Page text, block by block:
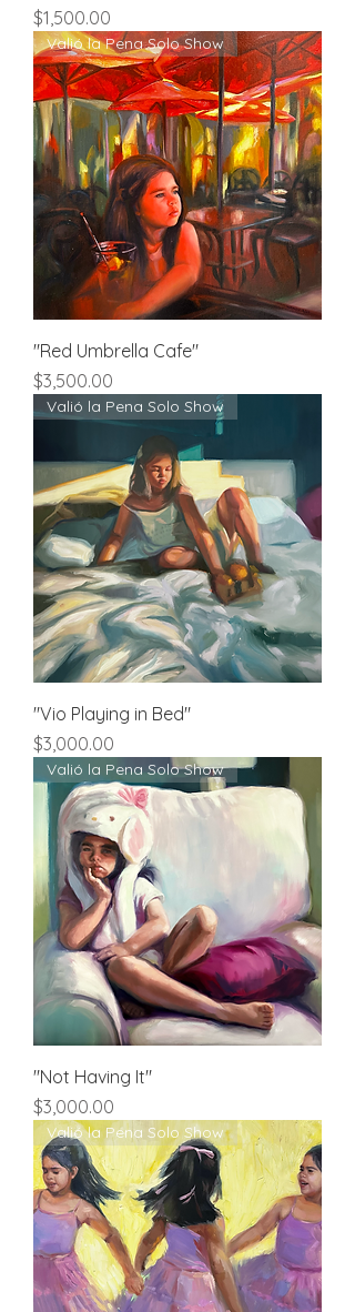
Price
$1,500.00
Valió la Pena Solo Show
"Red Umbrella Cafe"
Price
$3,500.00
Valió la Pena Solo Show
"Vio Playing in Bed"
Price
$3,000.00
Valió la Pena Solo Show
"Not Having It"
Price
$3,000.00
Valió la Pena Solo Show